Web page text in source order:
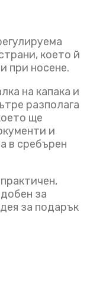
което й
при носене.
на капака и
разполага
ще
и
в сребърен
за
за подарък